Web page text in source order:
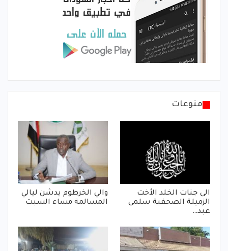
منوعات
الى جنات الخلد الأخت
الزميلة الصحفية سلمى
عبد…
والي الخرطوم يدشن ليالي
المسالمة مساء السبت